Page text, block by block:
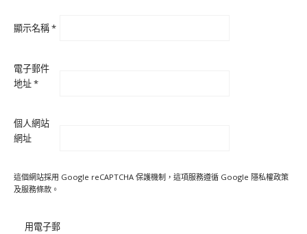
顯示名稱*
電子郵件
地址*
個人網站
網址
這個網站採用 Google reCAPTCHA 保護機制，這項服務遵循 Google 隱私權政策
及服務條款 。
用電子郵